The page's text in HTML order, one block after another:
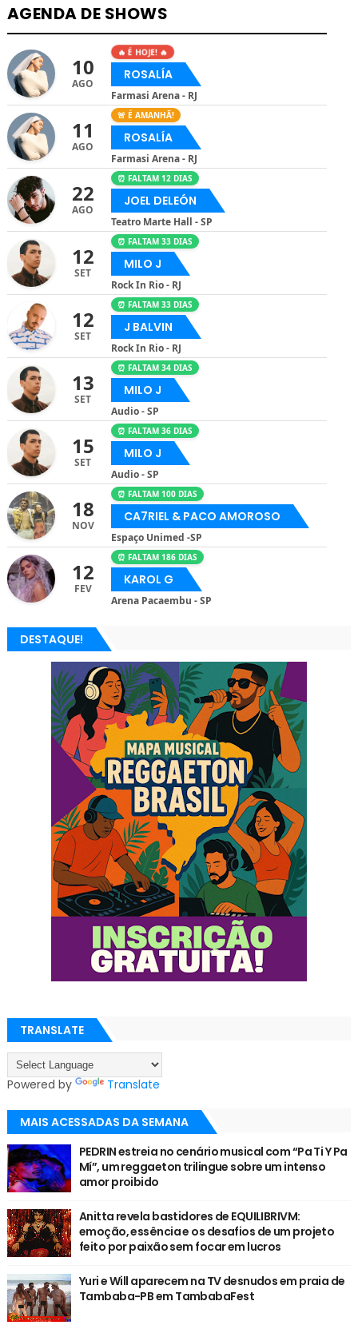
AGENDA DE SHOWS
10
AGO
🔥 É HOJE! 🔥
ROSALÍA
Farmasi Arena - RJ
11
AGO
🚨 É AMANHÃ!
ROSALÍA
Farmasi Arena - RJ
22
AGO
⏰ FALTAM 12 DIAS
JOEL DELEÓN
Teatro Marte Hall - SP
12
SET
⏰ FALTAM 33 DIAS
MILO J
Rock In Rio - RJ
12
SET
⏰ FALTAM 33 DIAS
J BALVIN
Rock In Rio - RJ
13
SET
⏰ FALTAM 34 DIAS
MILO J
Audio - SP
15
SET
⏰ FALTAM 36 DIAS
MILO J
Audio - SP
18
NOV
⏰ FALTAM 100 DIAS
CA7RIEL & PACO AMOROSO
Espaço Unimed -SP
12
FEV
⏰ FALTAM 186 DIAS
KAROL G
Arena Pacaembu - SP
DESTAQUE!
TRANSLATE
Powered by Translate
MAIS ACESSADAS DA SEMANA
PEDRIN estreia no cenário musical com “Pa Ti Y Pa
Mí”, um reggaeton trilingue sobre um intenso
amor proibido
Anitta revela bastidores de EQUILIBRIVM:
emoção, essência e os desafios de um projeto
feito por paixão sem focar em lucros
Yuri e Will aparecem na TV desnudos em praia de
Tambaba-PB em TambabaFest